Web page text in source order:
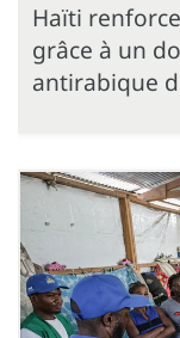
Haïti
grâce à un
antirabique